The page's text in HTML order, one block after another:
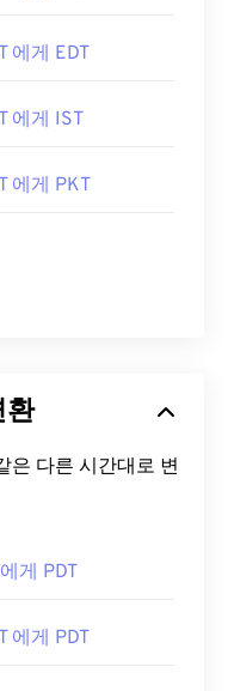
에게 EDT
에게 IST
에게 PKT
환
은 다른 시간대로 변
게 PDT
에게 PDT